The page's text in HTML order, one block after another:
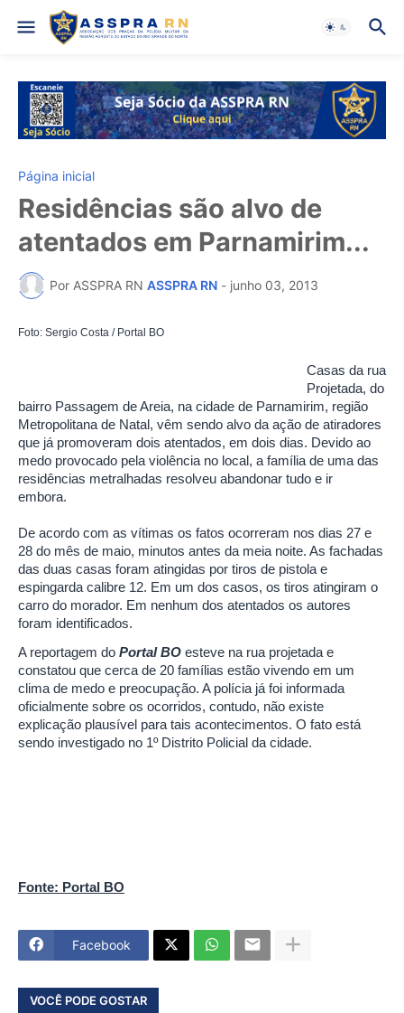
Página inicial
Residências são alvo de
atentados em Parnamirim...
Por ASSPRA RN ASSPRA RN - junho 03, 2013
Foto: Sergio Costa / Portal BO
Casas da rua
Projetada, do
bairro Passagem de Areia, na cidade de Parnamirim, região
Metropolitana de Natal, vêm sendo alvo da ação de atiradores
que já promoveram dois atentados, em dois dias. Devido ao
medo provocado pela violência no local, a família de uma das
residências metralhadas resolveu abandonar tudo e ir
embora.
De acordo com as vítimas os fatos ocorreram nos dias 27 e
28 do mês de maio, minutos antes da meia noite. As fachadas
das duas casas foram atingidas por tiros de pistola e
espingarda calibre 12. Em um dos casos, os tiros atingiram o
carro do morador. Em nenhum dos atentados os autores
foram identificados.
A reportagem do Portal BO esteve na rua projetada e
constatou que cerca de 20 famílias estão vivendo em um
clima de medo e preocupação. A polícia já foi informada
oficialmente sobre os ocorridos, contudo, não existe
explicação plausível para tais acontecimentos. O fato está
sendo investigado no 1º Distrito Policial da cidade.
Fonte: Portal BO
Facebook
VOCÊ PODE GOSTAR